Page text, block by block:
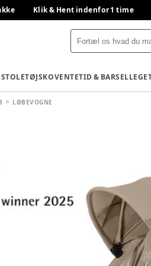
Klik & Hent indenfor 1 time
TØJSKOVENTETID & BARSEL
LØBEVOGNE